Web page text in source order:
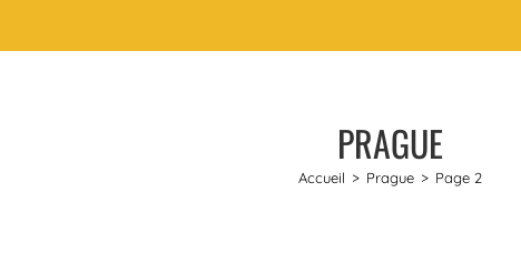
PRAGUE
Accueil > Prague > Page 2